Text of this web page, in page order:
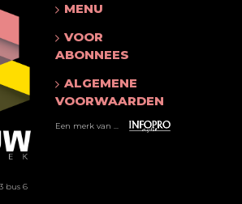
bus 6
MENU
VOOR
ABONNEES
ALGEMENE
VOORWAARDEN
Een merk van ...